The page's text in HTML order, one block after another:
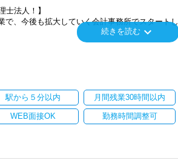
士法人！】
、今後も拡大していく会計事務所でスタートし
ため、資格を持っていなくても、スピーディー
から身に付けられます！
続きを読む keyboard_arrow_down
駅から５分以内 月間残業30時間以内
WEB面接OK 勤務時間調整可